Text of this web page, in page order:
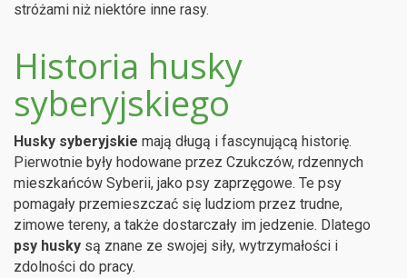
stróżami niż niektóre inne rasy.
Historia husky
syberyjskiego
Husky syberyjskie mają długą i fascynującą historię.
Pierwotnie były hodowane przez Czukczów, rdzennych
mieszkańców Syberii, jako psy zaprzęgowe. Te psy
pomagały przemieszczać się ludziom przez trudne,
zimowe tereny, a także dostarczały im jedzenie. Dlatego
psy husky są znane ze swojej siły, wytrzymałości i
zdolności do pracy.